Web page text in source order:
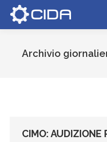
Archivio
CIMO: AUDIZIONE